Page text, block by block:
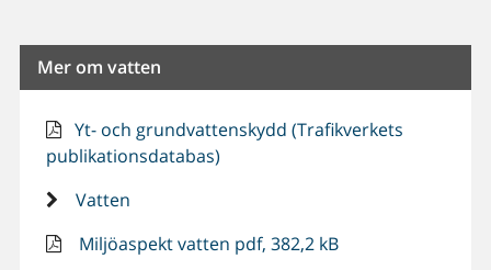
Mer om vatten
Yt- och grundvattenskydd (Trafikverkets
publikationsdatabas)
Vatten
Miljöaspekt vatten pdf, 382,2 kB